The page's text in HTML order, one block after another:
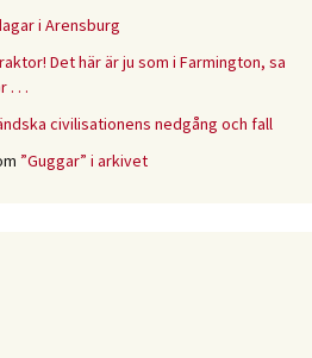
i Arensburg
Det här är ju som i Farmington, sa
. . .
civilisationens nedgång och fall
”Guggar” i arkivet